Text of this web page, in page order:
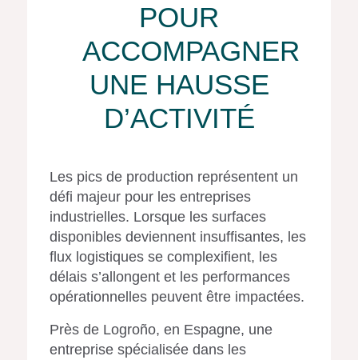
POUR
ACCOMPAGNER
UNE HAUSSE
D’ACTIVITÉ
Les pics de production représentent un
défi majeur pour les entreprises
industrielles. Lorsque les surfaces
disponibles deviennent insuffisantes, les
flux logistiques se complexifient, les
délais s’allongent et les performances
opérationnelles peuvent être impactées.
Près de Logroño, en Espagne, une
entreprise spécialisée dans les